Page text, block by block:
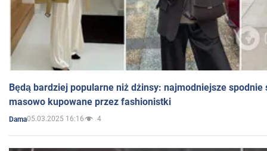
Będą bardziej popularne niż dżinsy: najmodniejsze spodnie
masowo kupowane przez fashionistki
Dama05.03.2025 16:16 4